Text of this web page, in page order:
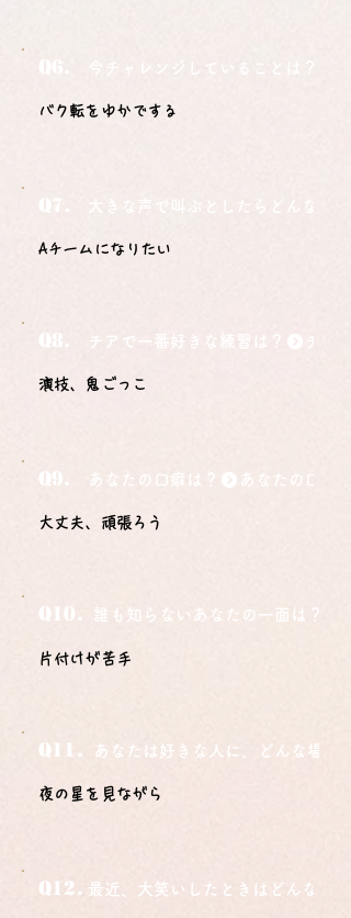
Q6. 今チャレンジしていることは？
バク転をゆかでする
Q7. 大きな声で叫ぶとしたらどんな言葉
Aチームになりたい
Q8. チアで一番好きな練習は？
演技、鬼ごっこ
Q9. あなたの口癖は？
大丈夫、頑張ろう
Q10. 誰も知らないあなたの一面は？
片付けが苦手
Q11. あなたは好きな人に、どんな場所
夜の星を見ながら
Q12. 最近、大笑いしたときはどんな時？